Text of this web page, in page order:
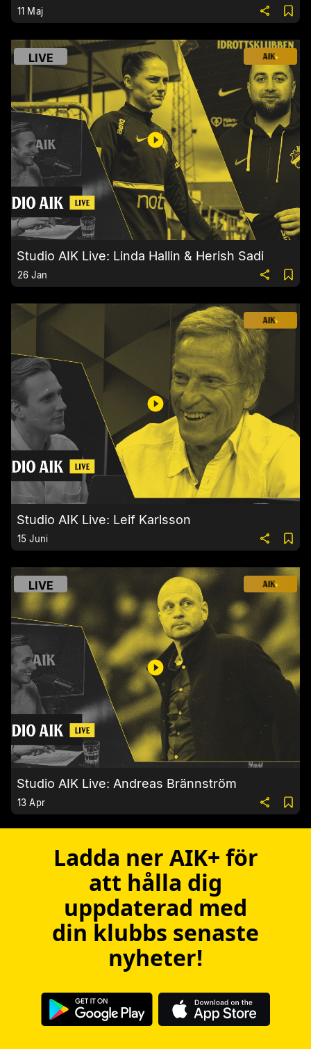
11 Maj
LIVE
Studio AIK Live: Linda Hallin & Herish Sadi
26 Jan
Studio AIK Live: Leif Karlsson
15 Juni
LIVE
Studio AIK Live: Andreas Brännström
13 Apr
Ladda ner AIK+ för
att hålla dig
uppdaterad med
din klubbs senaste
nyheter!